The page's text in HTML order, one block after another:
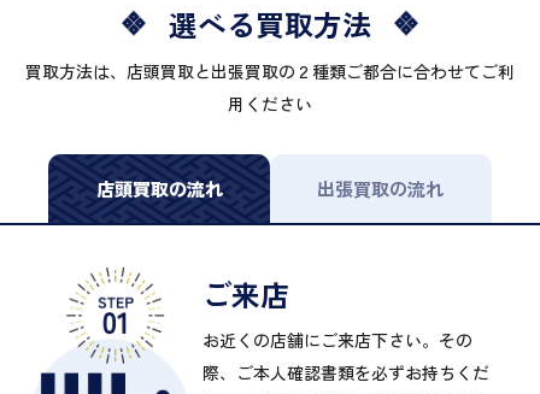
選べる買取方法
買取方法は、店頭買取と出張買取の２種類ご都合に合わせてご利
用ください
店頭買取の流れ 出張買取の流れ
ご来店
お近くの店舗にご来店下さい。その
際、ご本人確認書類を必ずお持ちくだ